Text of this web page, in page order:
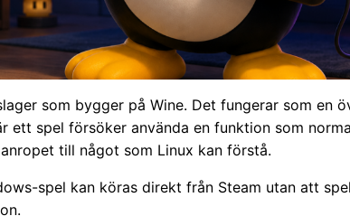
som bygger på Wine. Det fungerar som en
ett spel försöker använda en funktion som
till något som Linux kan förstå.
spel kan köras direkt från Steam utan att